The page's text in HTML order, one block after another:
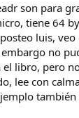
son para
tiene 64
luis, veo
no
libro, pero
lee con